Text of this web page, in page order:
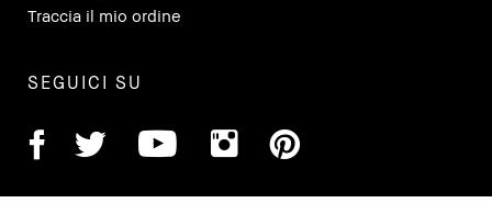
Traccia il mio ordine
SEGUICI SU